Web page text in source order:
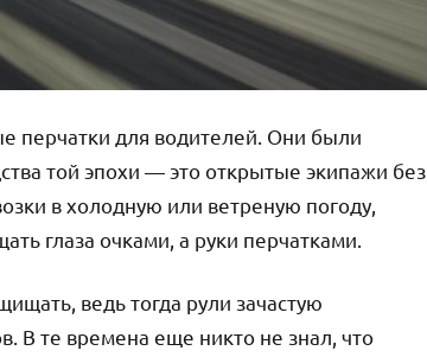
перчатки для водителей. Они были
той эпохи — это открытые экипажи без
в холодную или ветреную погоду,
глаза очками, а руки перчатками.
ведь тогда рули зачастую
В те времена еще никто не знал, что